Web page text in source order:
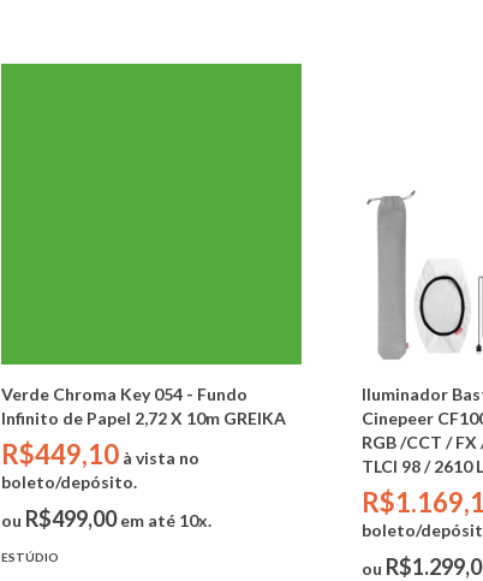
Verde Chroma Key 054 - Fundo
Infinito de Papel 2,72 X 10m GREIKA
R$449,10 à vista no
boleto/depósito.
ou R$499,00em até 10x.
ESTÚDIO
Iluminador
Cinepeer
RGB /CCT /
TLCI 98 / 2610
boleto/
ou